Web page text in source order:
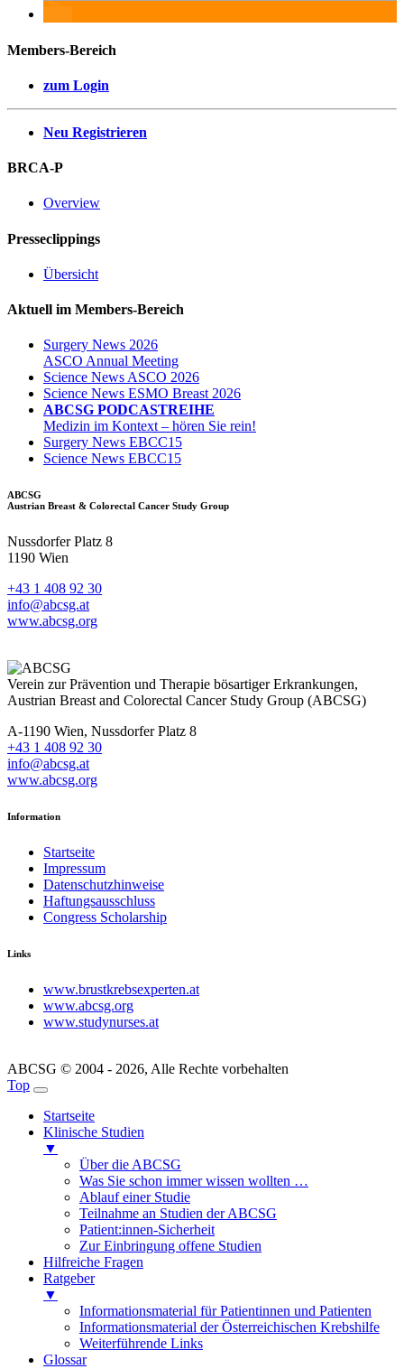
Members-Bereich
zum Login
Neu Registrieren
BRCA-P
Overview
Presseclippings
Übersicht
Aktuell im Members-Bereich
Surgery News 2026
ASCO Annual Meeting
Science News ASCO 2026
Science News ESMO Breast 2026
ABCSG PODCASTREIHE
Medizin im Kontext – hören Sie rein!
Surgery News EBCC15
Science News EBCC15
ABCSG
Austrian Breast & Colorectal Cancer Study Group
Nussdorfer Platz 8
1190 Wien
+43 1 408 92 30
info@abcsg.at
www.abcsg.org
Verein zur Prävention und Therapie bösartiger Erkrankungen,
Austrian Breast and Colorectal Cancer Study Group (ABCSG)
A-1190 Wien, Nussdorfer Platz 8
+43 1 408 92 30
info@abcsg.at
www.abcsg.org
Information
Startseite
Impressum
Datenschutzhinweise
Haftungsausschluss
Congress Scholarship
Links
www.brustkrebsexperten.at
www.abcsg.org
www.studynurses.at
ABCSG © 2004 - 2026, Alle Rechte vorbehalten
Top
Startseite
Klinische Studien
▼
Über die ABCSG
Was Sie schon immer wissen wollten …
Ablauf einer Studie
Teilnahme an Studien der ABCSG
Patient:innen-Sicherheit
Zur Einbringung offene Studien
Hilfreiche Fragen
Ratgeber
▼
Informationsmaterial für Patientinnen und Patienten
Informationsmaterial der Österreichischen Krebshilfe
Weiterführende Links
Glossar